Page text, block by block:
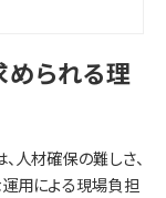
られる理
人材確保の難しさ、
用による現場負担